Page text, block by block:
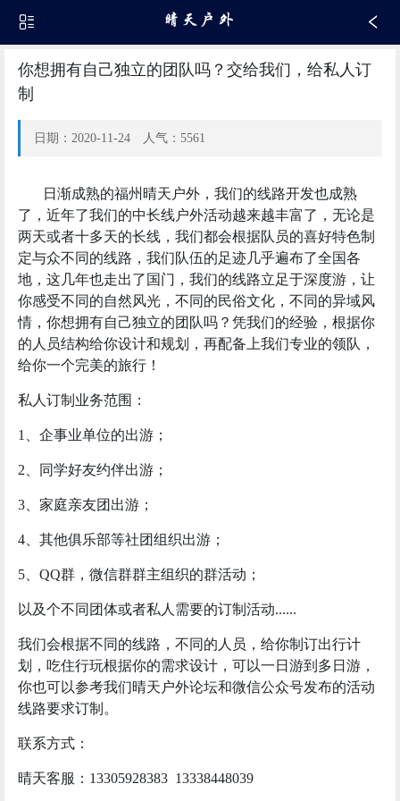
你想拥有自己独立的团队吗？交给我们，给私人订
制
日期：2020-11-24 人气：5561
日渐成熟的福州晴天户外，我们的线路开发也成熟
了，近年了我们的中长线户外活动越来越丰富了，无论是
两天或者十多天的长线，我们都会根据队员的喜好特色制
定与众不同的线路，我们队伍的足迹几乎遍布了全国各
地，这几年也走出了国门，我们的线路立足于深度游，让
你感受不同的自然风光，不同的民俗文化，不同的异域风
情，你想拥有自己独立的团队吗？凭我们的经验，根据你
的人员结构给你设计和规划，再配备上我们专业的领队，
给你一个完美的旅行！
私人订制业务范围：
1、企事业单位的出游；
2、同学好友约伴出游；
3、家庭亲友团出游；
4、其他俱乐部等社团组织出游；
5、QQ群，微信群群主组织的群活动；
以及个不同团体或者私人需要的订制活动......
我们会根据不同的线路，不同的人员，给你制订出行计
划，吃住行玩根据你的需求设计，可以一日游到多日游，
你也可以参考我们晴天户外论坛和微信公众号发布的活动
线路要求订制。
联系方式：
晴天客服：13305928383 13338448039